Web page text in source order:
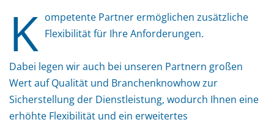
K ompetente Partner ermöglichen zusätzliche
Flexibilität für Ihre Anforderungen.
Dabei legen wir auch bei unseren Partnern großen
Wert auf Qualität und Branchenknowhow zur
Sicherstellung der Dienstleistung, wodurch Ihnen eine
erhöhte Flexibilität und ein erweitertes